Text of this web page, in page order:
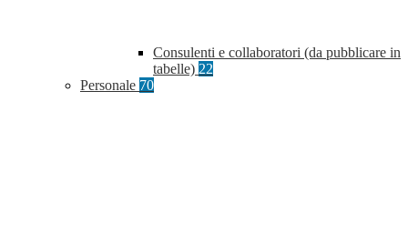
Consulenti e collaboratori (da pubblicare in
tabelle) 22
Personale 70